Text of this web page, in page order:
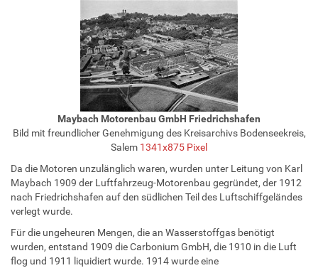
Maybach Motorenbau GmbH Friedrichshafen
Bild mit freundlicher Genehmigung des Kreisarchivs Bodenseekreis,
Salem 1341x875 Pixel
Da die Motoren unzulänglich waren, wurden unter Leitung von Karl
Maybach 1909 der Luftfahrzeug-Motorenbau gegründet, der 1912
nach Friedrichshafen auf den südlichen Teil des Luftschiffgeländes
verlegt wurde.
Für die ungeheuren Mengen, die an Wasserstoffgas benötigt
wurden, entstand 1909 die Carbonium GmbH, die 1910 in die Luft
flog und 1911 liquidiert wurde. 1914 wurde eine